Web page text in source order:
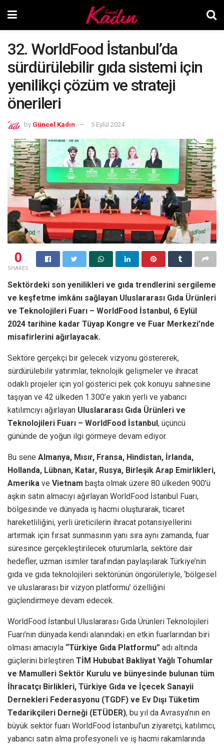
32. WorldFood İstanbul’da
sürdürülebilir gıda sistemi için
yenilikçi çözüm ve strateji
önerileri
by Güncel Kadın 5 Eylül 2024
0
SHARES
Sektördeki son yenilikleri ve gıda trendlerini sergileme
ve keşfetme imkânı sağlayan Uluslararası Gıda Ürünleri
ve Teknolojileri Fuarı – WorldFood İstanbul, 6 Eylül
2024 tarihine kadar Tüyap Kongre ve Fuar Merkezi’nde
misafirlerini ağırlayacak.
Sektöre gerçekçi bir gelecek vizyonu göstererek,
sürdürülebilir yatırımlar, teknolojik gelişmeler ve ihracat
odaklı projeler için yol gösterici pek çok konuyu sahnesine
taşıyan ve 42 ülkeden 1.300’e yakın yerli ve yabancı
katılımcıyı ağırlayan Uluslararası Gıda Ürünleri ve
Teknolojileri Fuarı – WorldFood İstanbul, üçüncü
gününde de yoğun ilgi görmeye devam ediyor.
Bu sene Almanya, Mısır, Fransa, Hindistan, İrlanda,
Hollanda, Lübnan, Katar, Rusya, Birleşik Arap Emirlikleri,
Amerika ve Vietnam başta olmak üzere 80 ülkeden 900’ü
aşkın satın almacıyı ağırlayan WorldFood İstanbul Fuarı,
bölgesinde ve dünyada iş hacmi oluşturarak, ticaret
hareketliliğini, yerli üreticilerin ihracat potansiyellerini
artırmak için fırsat sunmasının yanı sıra aynı zamanda, fuar
süresince gerçekleştirilecek oturumlarla, sektöre dair
hedefler, uzman isimler tarafından paylaşılarak Türkiye’nin
gıda ve gıda teknolojileri sektörünün öngörüleriyle, ‘bölgesel
ve uluslararası bir vizyon platformu’ özelliğini
güçlendirmeye devam edecek.
WorldFood İstanbul Uluslararası Gıda Ürünleri Teknolojileri
Fuarı’nın dünyada kendi alanındaki en etkin fuarlarından biri
olması amacıyla “Türkiye Gıda Platformu” adı altında
güçlerini birleştiren TİM Hububat Bakliyat Yağlı Tohumlar
ve Mamulleri Sektör Kurulu ve bünyesinde bulunan tüm
İhracatçı Birlikleri, Türkiye Gıda ve İçecek Sanayii
Dernekleri Federasyonu (TGDF) ve Ev Dışı Tüketim
Tedarikçileri Derneği (ETÜDER), bu yıl da Avrasya’nın en
büyük sektör fuarı WorldFood İstanbul’un ziyaretçi, katılımcı,
yabancı satın alma profesyoneli ve iş hacmi rakamlarında